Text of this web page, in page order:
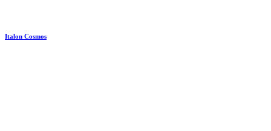
Italon Cosmos